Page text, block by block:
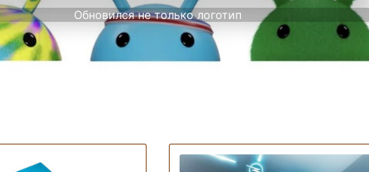
Обновился не только логотип